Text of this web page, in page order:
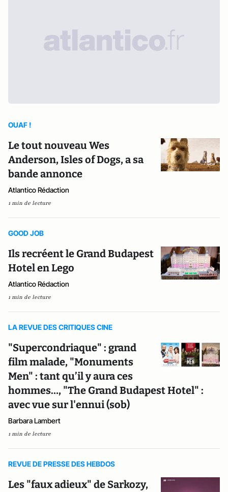
OUAF !
Le tout nouveau Wes
Anderson, Isles of Dogs, a sa
bande annonce
Atlantico Rédaction
1 min de lecture
GOOD JOB
Ils recréent le Grand Budapest
Hotel en Lego
Atlantico Rédaction
1 min de lecture
LA REVUE DES CRITIQUES CINE
"Supercondriaque" : grand
film malade, "Monuments
Men" : tant qu’il y aura ces
hommes…, "The Grand Budapest Hotel" :
avec vue sur l'ennui (sob)
Barbara Lambert
1 min de lecture
REVUE DE PRESSE DES HEBDOS
Les "faux adieux" de Sarkozy,